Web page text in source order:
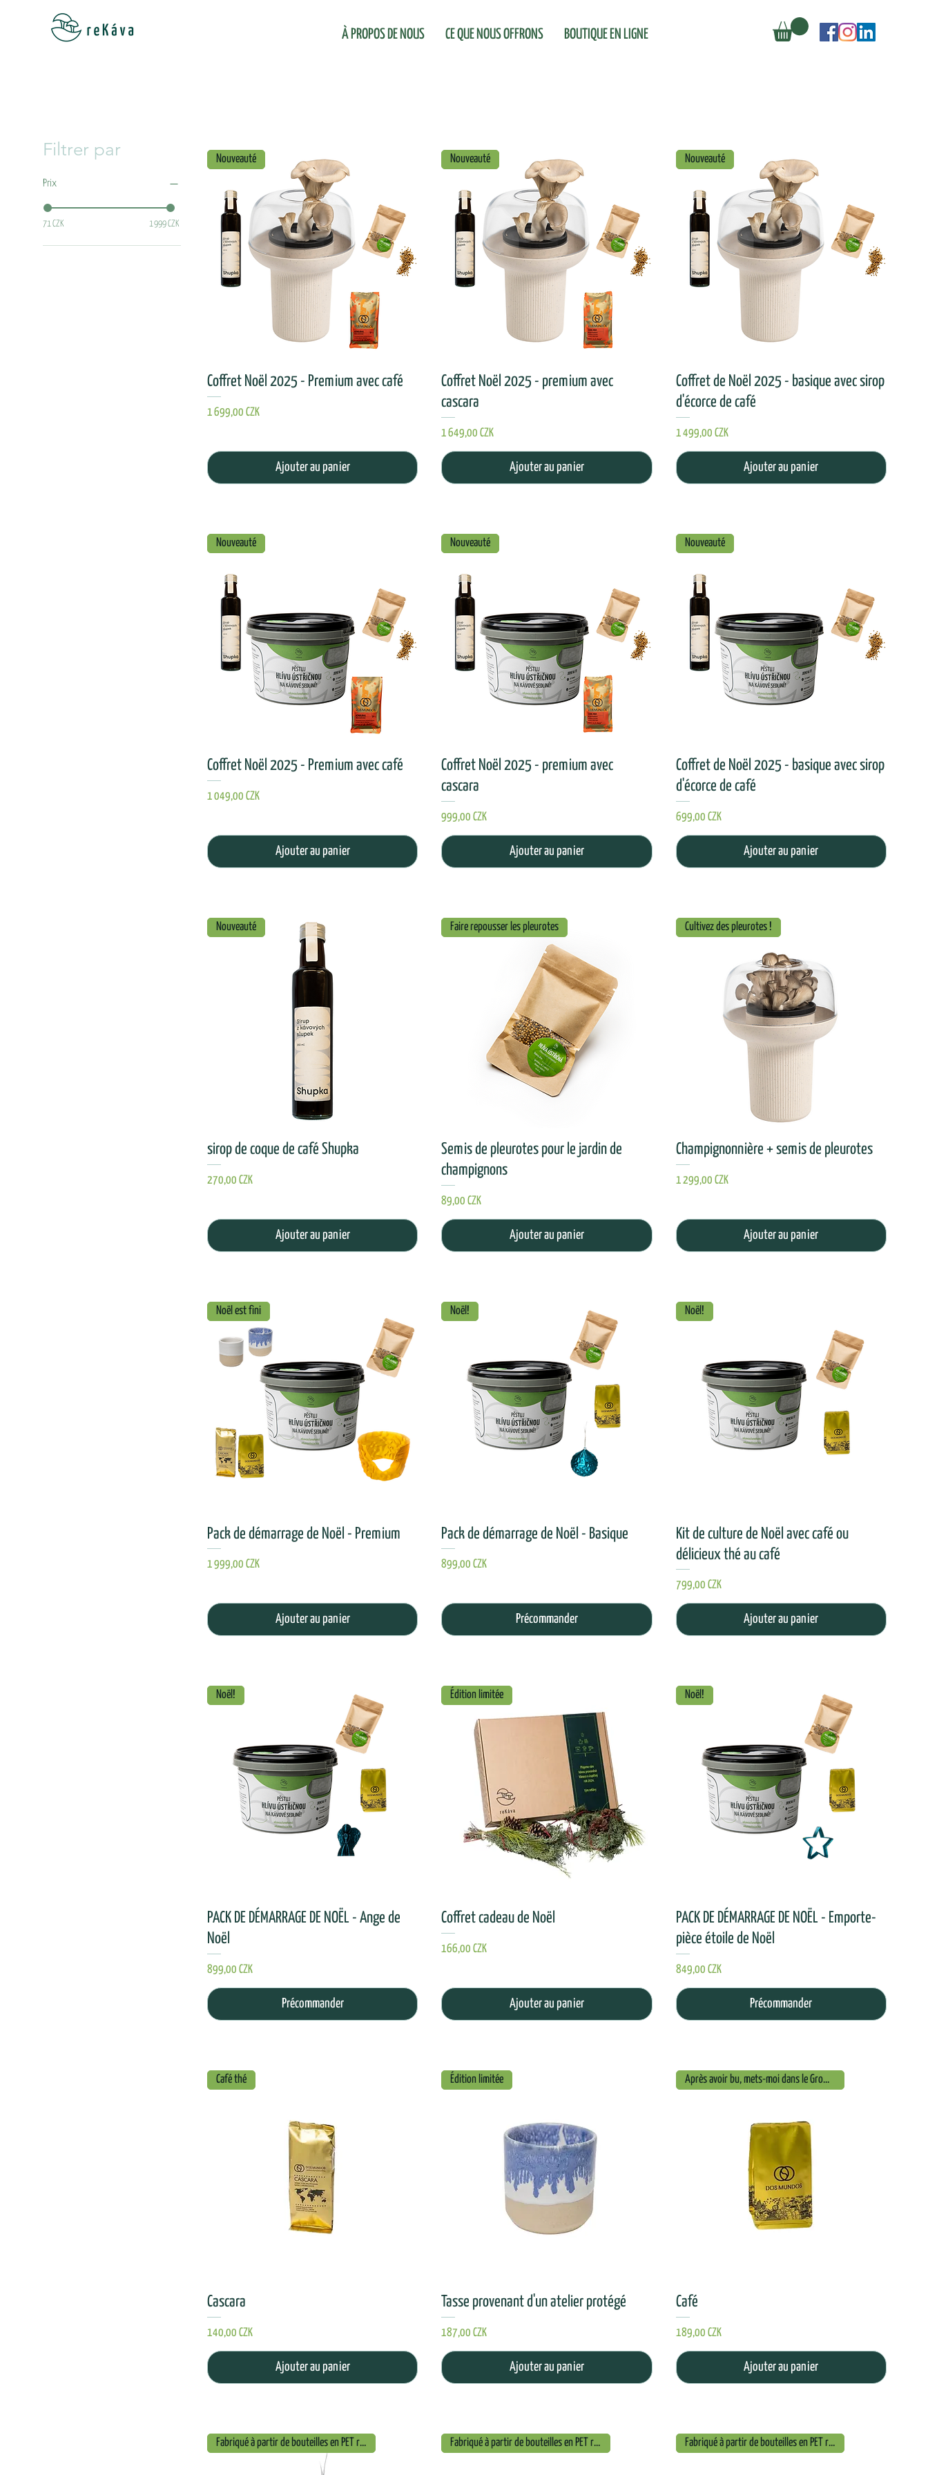
À PROPOS DE NOUS CE QUE NOUS OFFRONS BOUTIQUE EN LIGNE
Filtrer par
Prix
71 CZK 1 999 CZK
Nouveauté
Coffret Noël 2025 - Premium avec café
Prix
1 699,00 CZK
Ajouter au panier
Nouveauté
Coffret Noël 2025 - premium avec
cascara
Prix
1 649,00 CZK
Ajouter au panier
Nouveauté
Coffret de Noël 2025 - basique avec sirop
d'écorce de café
Prix
1 499,00 CZK
Ajouter au panier
Nouveauté
Coffret Noël 2025 - Premium avec café
Prix
1 049,00 CZK
Ajouter au panier
Nouveauté
Coffret Noël 2025 - premium avec
cascara
Prix
999,00 CZK
Ajouter au panier
Nouveauté
Coffret de Noël 2025 - basique avec sirop
d'écorce de café
Prix
699,00 CZK
Ajouter au panier
Nouveauté
sirop de coque de café Shupka
Prix
270,00 CZK
Ajouter au panier
Faire repousser les pleurotes
Semis de pleurotes pour le jardin de
champignons
Prix
89,00 CZK
Ajouter au panier
Cultivez des pleurotes !
Champignonnière + semis de pleurotes
Prix
1 299,00 CZK
Ajouter au panier
Noël est fini
Pack de démarrage de Noël - Premium
Prix
1 999,00 CZK
Ajouter au panier
Noël!
Pack de démarrage de Noël - Basique
Prix
899,00 CZK
Précommander
Noël!
Kit de culture de Noël avec café ou
délicieux thé au café
Prix
799,00 CZK
Ajouter au panier
Noël!
PACK DE DÉMARRAGE DE NOËL - Ange de
Noël
Prix
899,00 CZK
Précommander
Édition limitée
Coffret cadeau de Noël
Prix
166,00 CZK
Ajouter au panier
Noël!
PACK DE DÉMARRAGE DE NOËL - Emporte-
pièce étoile de Noël
Prix
849,00 CZK
Précommander
Café thé
Cascara
Prix
140,00 CZK
Ajouter au panier
Édition limitée
Tasse provenant d'un atelier protégé
Prix
187,00 CZK
Ajouter au panier
Après avoir bu, mets-moi dans le Growkit !
Café
Prix
189,00 CZK
Ajouter au panier
Fabriqué à partir de bouteilles en PET recyclées Fabriqué à partir de bouteilles en PET recyclées Fabriqué à partir de bouteilles en PET recyclées